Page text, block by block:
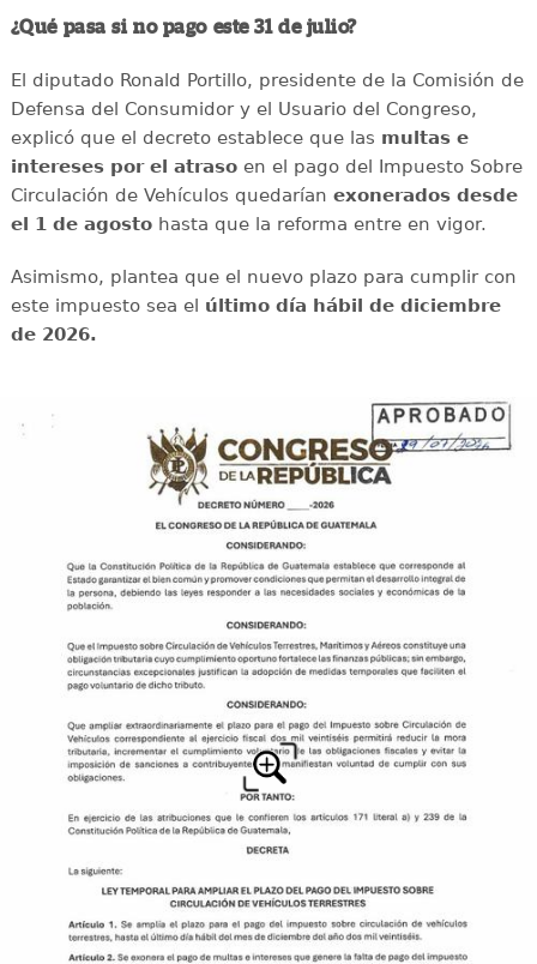
¿Qué pasa si no pago este 31 de julio?
El diputado Ronald Portillo, presidente de la Comisión de
Defensa del Consumidor y el Usuario del Congreso,
explicó que el decreto establece que las multas e
intereses por el atrasoen el pago del Impuesto Sobre
Circulación de Vehículos quedarían exonerados desde
el 1 de agostohasta que la reforma entre en vigor.
Asimismo, plantea que el nuevo plazo para cumplir con
este impuesto sea el último día hábil de diciembre
de 2026.